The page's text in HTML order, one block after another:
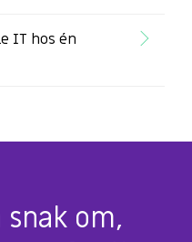
IT hos én
om,